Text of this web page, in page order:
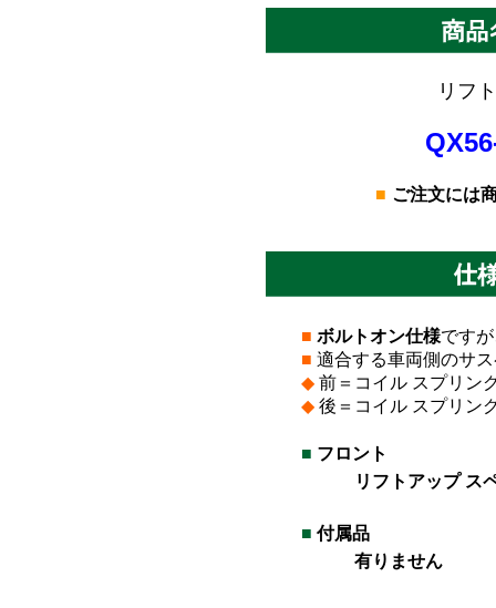
リフ
■ ご注文には
■ ボルトオン仕様です
■ 適合する車両側のサ
◆ 前＝コイル スプリン
◆ 後＝コイル スプリン
■ フロント
リフトアップ スペ
■ 付属品
有りません